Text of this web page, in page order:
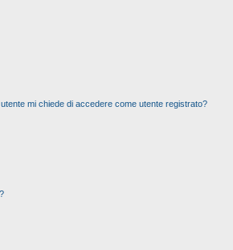
mi chiede di accedere come utente registrato?